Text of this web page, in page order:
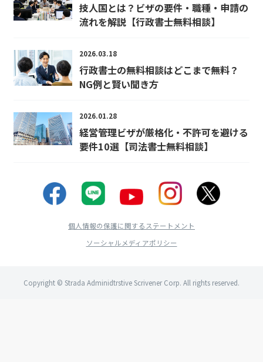
技人国とは？ビザの要件・職種・申請の
流れを解説【行政書士無料相談】
2026.03.18
行政書士の無料相談はどこまで無料？
NG例と賢い聞き方
2026.01.28
経営管理ビザが厳格化・不許可を避ける
要件10選【司法書士無料相談】
個人情報の保護に関するステートメント
ソーシャルメディアポリシー
Copyright © Strada Adminidtrstive Scrivener Corp. All rights reserved.